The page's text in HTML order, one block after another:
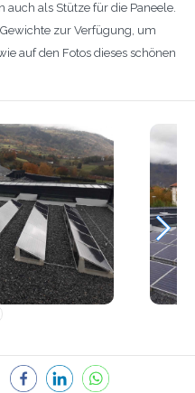
auch als Stütze für die Paneele.
zur Verfügung, um
auf den Fotos dieses schönen